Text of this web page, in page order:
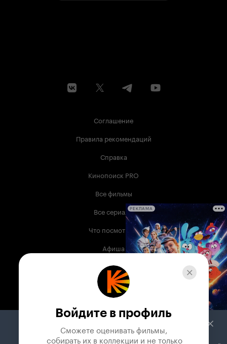
Соглашение
Правила рекомендаций
Справка
Кинопоиск PRO
Все фильмы
Все сериалы
Что посмотреть
Афиша
Музыка
Телепрограмма
Служба поддержки
РЕКЛАМА
Войдите в профиль
Сможете оценивать фильмы,
собирать их в коллекции и не только